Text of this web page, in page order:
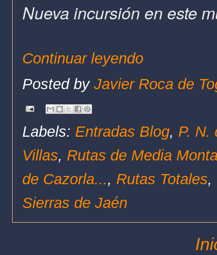
Nueva incursión en
Continuar leyendo
Posted by Javier Roca de
Labels: Entradas Blog, P. N.
Villas, Rutas de Media
de Cazorla..., Rutas Totales,
Sierras de Jaén